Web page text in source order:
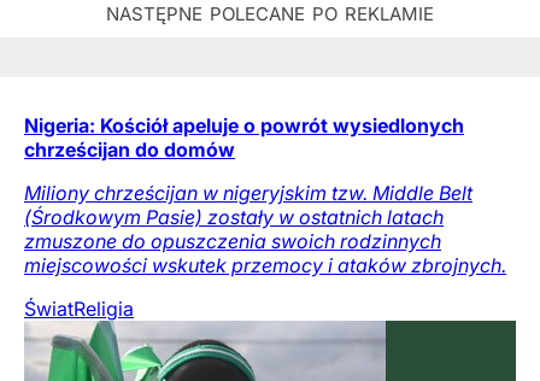
Nigeria: Kościół apeluje o powrót wysiedlonych
chrześcijan do domów
Miliony chrześcijan w nigeryjskim tzw. Middle Belt
(Środkowym Pasie) zostały w ostatnich latach
zmuszone do opuszczenia swoich rodzinnych
miejscowości wskutek przemocy i ataków zbrojnych.
ŚwiatReligia